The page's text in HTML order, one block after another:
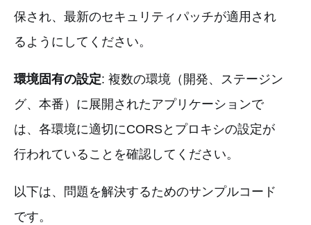
保され、最新のセキュリティパッチが適用され
るようにしてください。
環境固有の設定: 複数の環境（開発、ステージン
グ、本番）に展開されたアプリケーションで
は、各環境に適切にCORSとプロキシの設定が
行われていることを確認してください。
以下は、問題を解決するためのサンプルコード
です。